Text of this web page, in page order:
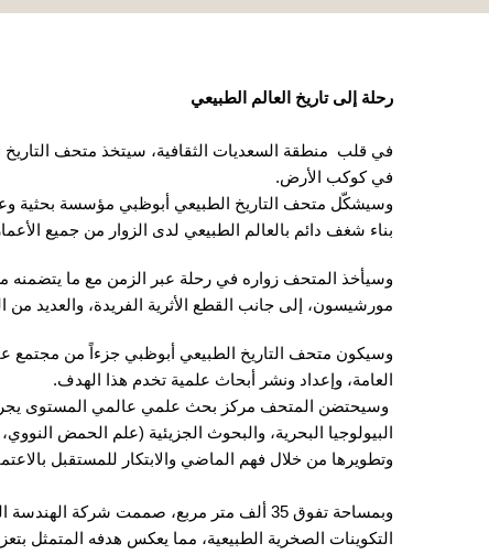
رحلة إلى تاريخ العالم الطبيعي
في قلب منطقة السعديات الثقافية، سيتخذ متحف
في كوكب الأرض.
وسيشكّل متحف التاريخ الطبيعي أبوظبي مؤسسة بحثية
بناء شغف دائم بالعالم الطبيعي لدى الزوار من جميع
وسيأخذ المتحف زواره في رحلة عبر الزمن مع ما يتضمنه
مورشيسون، إلى جانب القطع الأثرية الفريدة، والعديد
وسيكون متحف التاريخ الطبيعي أبوظبي جزءاً من مجتمع
العامة، وإعداد ونشر أبحاث علمية تخدم هذا الهدف.
وسيحتضن المتحف مركز بحث علمي عالمي المستوى
البيولوجيا البحرية، والبحوث الجزيئية (علم الحمض
وتطويرها من خلال فهم الماضي والابتكار للمستقبل
وبمساحة تفوق 35 ألف متر مربع، صممت شركة
التكوينات الصخرية الطبيعية، مما يعكس هدفه المتمثل